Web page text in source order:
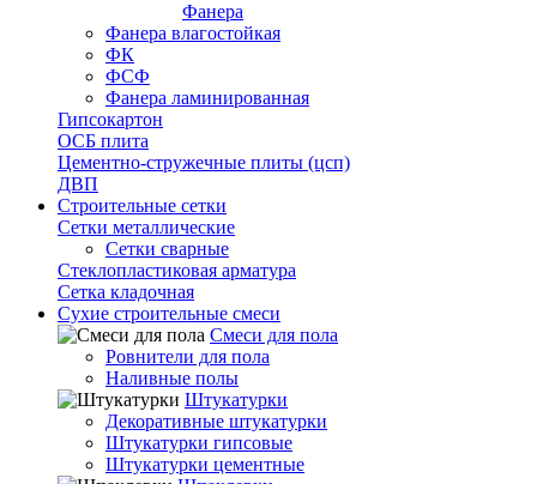
Фанера
Фанера влагостойкая
ФК
ФСФ
Фанера ламинированная
Гипсокартон
ОСБ плита
Цементно-стружечные плиты (цсп)
ДВП
Строительные сетки
Сетки металлические
Сетки сварные
Стеклопластиковая арматура
Сетка кладочная
Сухие строительные смеси
Смеси для пола
Ровнители для пола
Наливные полы
Штукатурки
Декоративные штукатурки
Штукатурки гипсовые
Штукатурки цементные